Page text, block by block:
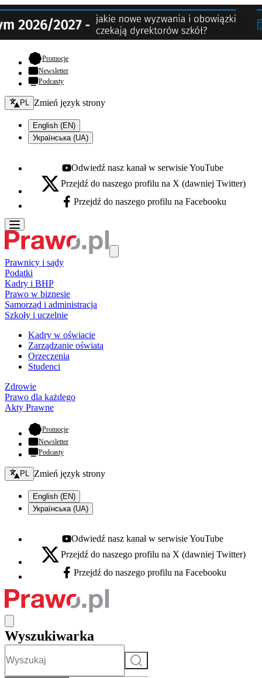
Promocje- otwiera się w nowej karcie
Newsletter
Podcasty
Zmień język - bieżący:
PL Zmień język strony
English (EN)
Українська (UA)
Youtube - otwiera się w nowej karcie
Odwiedź nasz kanał w serwisie YouTube
X - otwiera się w nowej karcie
Przejdź do naszego profilu na X (dawniej Twitter)
Facebook - otwiera się w nowej karcie
Przejdź do naszego profilu na Facebooku
Prawnicy i sądy
Podatki
Kadry i BHP
Prawo w biznesie
Samorząd i administracja
Szkoły i uczelnie
Kadry w oświacie
Zarządzanie oświatą
Orzeczenia
Studenci
Zdrowie
Prawo dla każdego
Akty Prawne
Promocje- otwiera się w nowej karcie
Newsletter
Podcasty
Zmień język - bieżący:
PL Zmień język strony
English (EN)
Українська (UA)
Youtube - otwiera się w nowej karcie
Odwiedź nasz kanał w serwisie YouTube
X - otwiera się w nowej karcie
Przejdź do naszego profilu na X (dawniej Twitter)
Facebook - otwiera się w nowej karcie
Przejdź do naszego profilu na Facebooku
Wyszukiwarka
Szukaj